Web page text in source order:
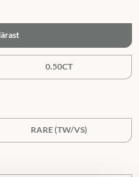
0.50CT
RARE (TW/VS)